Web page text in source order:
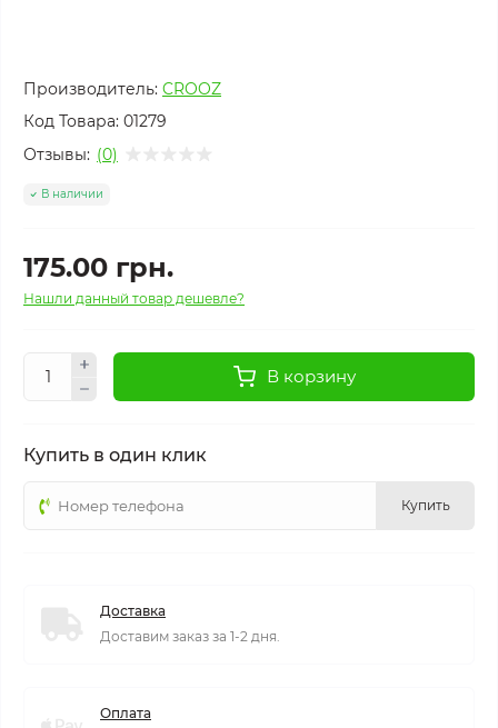
Производитель: CROOZ
Код Товара: 01279
Отзывы: (0)
В наличии
175.00 грн.
Нашли данный товар дешевле?
В корзину
Купить в один клик
Купить
Доставка
Доставим заказ за 1-2 дня.
Оплата